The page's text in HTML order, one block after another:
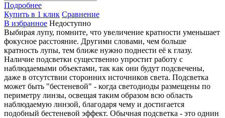
Подробнее
Купить в 1 клик Сравнение
В избранное Недоступно
Выбирая лупу, помните, что увеличение кратности уменьшает
фокусное расстояние. Другими словами, чем больше
кратность лупы, тем ближе нужно поднести её к глазу.
Наличие подсветки существенно упростит работу с
наблюдаемыми объектами, так как они будут подсвечены,
даже в отсутствии сторонних источников света. Подсветка
может быть "бестеневой" - когда светодиоды размещены по
периметру линзы, освещая таким образом всю область
наблюдаемую линзой, благодаря чему и достигается
подобный бестеневой эффект. Обычная подсветка - это однин